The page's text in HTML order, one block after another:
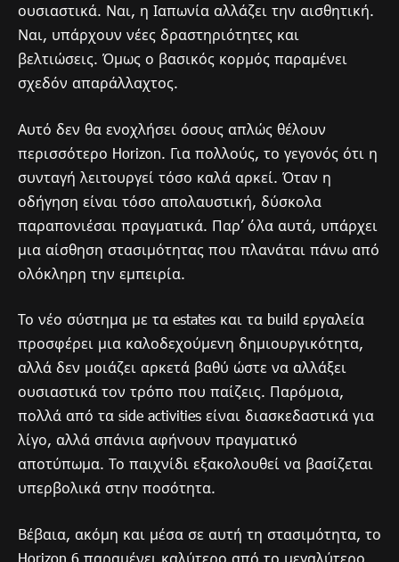
ουσιαστικά. Ναι, η Ιαπωνία αλλάζει την αισθητική.
Ναι, υπάρχουν νέες δραστηριότητες και
βελτιώσεις. Όμως ο βασικός κορμός παραμένει
σχεδόν απαράλλαχτος.
Αυτό δεν θα ενοχλήσει όσους απλώς θέλουν
περισσότερο Horizon. Για πολλούς, το γεγονός ότι η
συνταγή λειτουργεί τόσο καλά αρκεί. Όταν η
οδήγηση είναι τόσο απολαυστική, δύσκολα
παραπονιέσαι πραγματικά. Παρ’ όλα αυτά, υπάρχει
μια αίσθηση στασιμότητας που πλανάται πάνω από
ολόκληρη την εμπειρία.
Το νέο σύστημα με τα estates και τα build εργαλεία
προσφέρει μια καλοδεχούμενη δημιουργικότητα,
αλλά δεν μοιάζει αρκετά βαθύ ώστε να αλλάξει
ουσιαστικά τον τρόπο που παίζεις. Παρόμοια,
πολλά από τα side activities είναι διασκεδαστικά για
λίγο, αλλά σπάνια αφήνουν πραγματικό
αποτύπωμα. Το παιχνίδι εξακολουθεί να βασίζεται
υπερβολικά στην ποσότητα.
Βέβαια, ακόμη και μέσα σε αυτή τη στασιμότητα, το
Horizon 6 παραμένει καλύτερο από το μεγαλύτερο